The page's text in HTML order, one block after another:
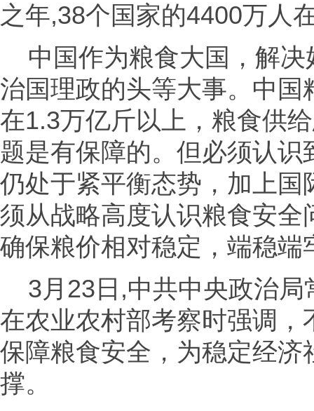
之年,38个国家的4400万人
中国作为粮食大国，解
治国理政的头等大事。中
在1.3万亿斤以上，粮食供
题是有保障的。但必须认
仍处于紧平衡态势，加上
须从战略高度认识粮食安
确保粮价相对稳定，端稳端
3月23日,中共中央政治
在农业农村部考察时强调
保障粮食安全，为稳定经
撑。